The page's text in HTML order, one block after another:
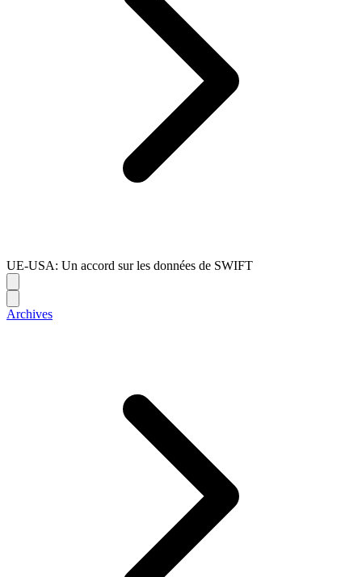
UE-USA: Un accord sur les données de SWIFT
Archives